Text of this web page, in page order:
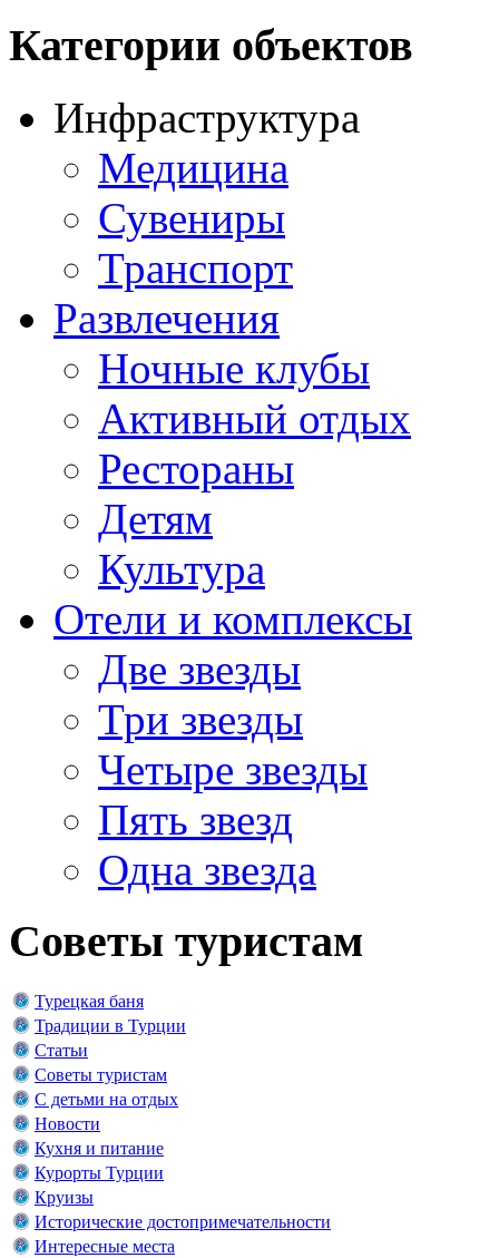
Категории объектов
Инфраструктура
Медицина
Сувениры
Транспорт
Развлечения
Ночные клубы
Активный отдых
Рестораны
Детям
Культура
Отели и комплексы
Две звезды
Три звезды
Четыре звезды
Пять звезд
Одна звезда
Советы туристам
Турецкая баня
Традиции в Турции
Статьи
Советы туристам
С детьми на отдых
Новости
Кухня и питание
Курорты Турции
Круизы
Исторические достопримечательности
Интересные места